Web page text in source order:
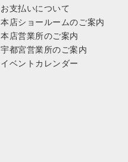
お支払いについて
本店ショールームのご案内
本店営業所のご案内
宇都宮営業所のご案内
イベントカレンダー